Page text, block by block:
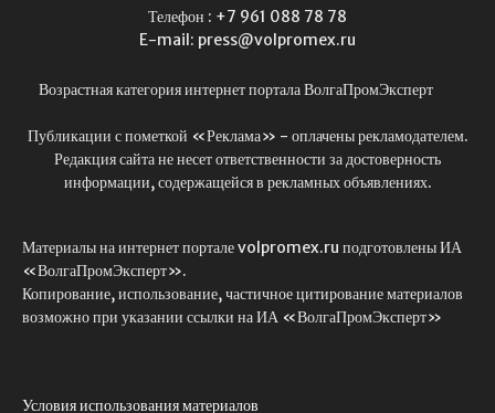
Телефон : +7 961 088 78 78
E-mail: press@volpromex.ru
Возрастная категория интернет портала ВолгаПромЭксперт
Публикации с пометкой «Реклама» - оплачены рекламодателем.
Редакция сайта не несет ответственности за достоверность
информации, содержащейся в рекламных объявлениях.
Материалы на интернет портале volpromex.ru подготовлены ИА
«ВолгаПромЭксперт».
Копирование, использование, частичное цитирование материалов
возможно при указании ссылки на ИА «ВолгаПромЭксперт»
Условия использования материалов